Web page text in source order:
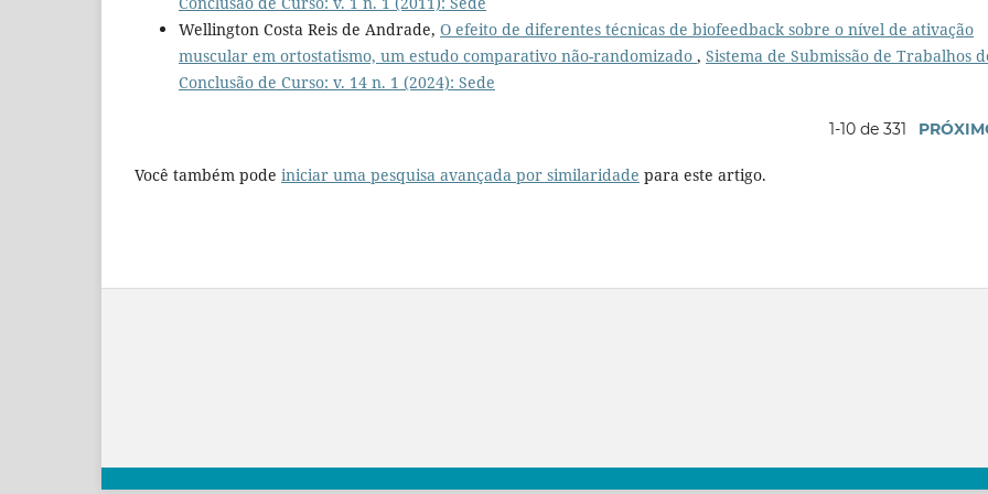
Wellington Costa Reis de Andrade, O efeito de diferentes técnicas de biofeedback sobre o nível de ativação
muscular em ortostatismo, um estudo comparativo não-randomizado , Sistema de Submissão de Trabalhos
Conclusão de Curso: v. 14 n. 1 (2024): Sede
1-10 de 331
Você também pode iniciar uma pesquisa avançada por similaridade para este artigo.